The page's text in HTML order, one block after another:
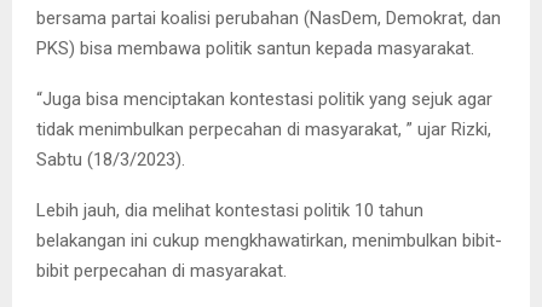
bersama partai koalisi perubahan (NasDem, Demokrat, dan
PKS) bisa membawa politik santun kepada masyarakat.
“Juga bisa menciptakan kontestasi politik yang sejuk agar
tidak menimbulkan perpecahan di masyarakat, ” ujar Rizki,
Sabtu (18/3/2023).
Lebih jauh, dia melihat kontestasi politik 10 tahun
belakangan ini cukup mengkhawatirkan, menimbulkan bibit-
bibit perpecahan di masyarakat.